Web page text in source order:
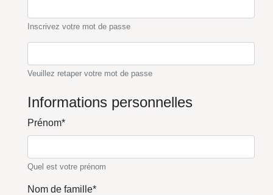
Inscrivez votre mot de passe
Veuillez retaper votre mot de passe
Informations personnelles
Prénom*
Quel est votre prénom
Nom de famille*